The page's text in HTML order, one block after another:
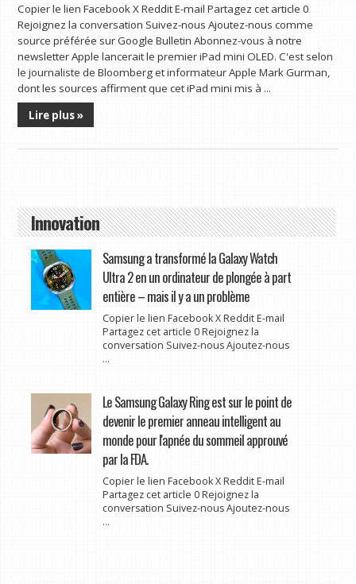
Copier le lien Facebook X Reddit E-mail Partagez cet article 0
Rejoignez la conversation Suivez-nous Ajoutez-nous comme
source préférée sur Google Bulletin Abonnez-vous à notre
newsletter Apple lancerait le premier iPad mini OLED. C'est selon
le journaliste de Bloomberg et informateur Apple Mark Gurman,
dont les sources affirment que cet iPad mini mis à ...
Lire plus »
Innovation
Samsung a transformé la Galaxy Watch
Ultra 2 en un ordinateur de plongée à part
entière – mais il y a un problème
Copier le lien Facebook X Reddit E-mail
Partagez cet article 0 Rejoignez la
conversation Suivez-nous Ajoutez-nous
...
Le Samsung Galaxy Ring est sur le point de
devenir le premier anneau intelligent au
monde pour l'apnée du sommeil approuvé
par la FDA.
Copier le lien Facebook X Reddit E-mail
Partagez cet article 0 Rejoignez la
conversation Suivez-nous Ajoutez-nous
...